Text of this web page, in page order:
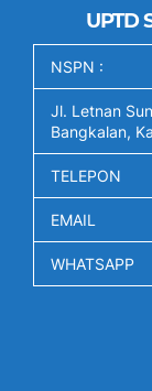
UPTD
NSPN :
Jl. Letnan
Bangkalan,
TELEPON
EMAIL
WHATSAPP